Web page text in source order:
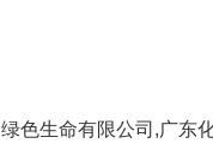
色生命有限公司,广东